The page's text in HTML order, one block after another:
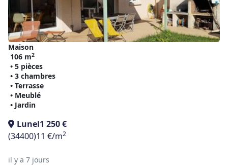
Maison
106 m2
• 5 pièces
• 3 chambres
• Terrasse
• Meublé
• Jardin
Lunel1 250 €
(34400)11 €/m2
il y a 7 jours